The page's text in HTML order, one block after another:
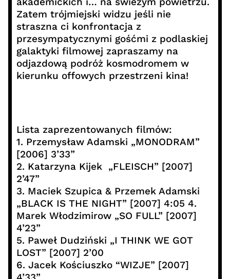
Zatem trójmiejski widzu jeśli nie
straszna ci konfrontacja z
przesympatycznymi gośćmi z podlaskiej
galaktyki filmowej zapraszamy na
odjazdową podróż kosmodromem w
kierunku offowych przestrzeni kina!
Lista zaprezentowanych filmów:
1. Przemysław Adamski „MONODRAM”
[2006] 3’33”
2. Katarzyna Kijek „FLEISCH” [2007]
2’47”
3. Maciek Szupica & Przemek Adamski
„BLACK IS THE NIGHT” [2007] 4:05 4.
Marek Włodzimirow „SO FULL” [2007]
4’23”
5. Paweł Dudziński „I THINK WE GOT
LOST” [2007] 2’00
6. Jacek Kościuszko “WIZJE” [2007]